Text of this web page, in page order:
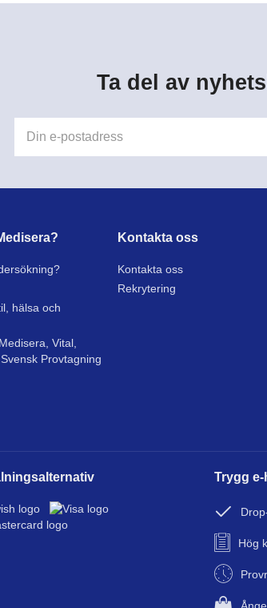
Ta del av
hälsa och
Vital,
Provtagning
Kontakta oss
Kontakta oss
Rekrytering
Trygg
Hög